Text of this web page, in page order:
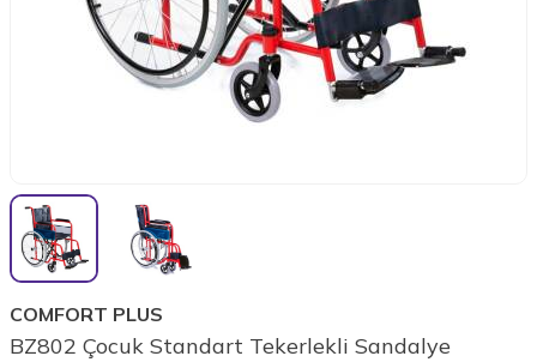
COMFORT PLUS
BZ802 Çocuk Standart Tekerlekli Sandalye